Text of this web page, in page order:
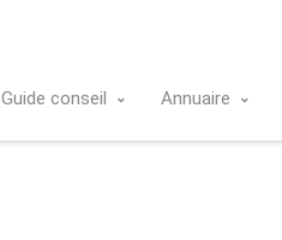
Guide conseil Annuaire